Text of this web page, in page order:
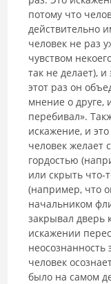
потому что
действительно
человек не раз
чувством
так не делает),
этот раз он
мнение о друге,
перебивал».
искажение, и
человек желает
гордостью
или скрыть что-
(например, что
начальником
закрывал дверь
искажении
неосознанность
человек
было на самом